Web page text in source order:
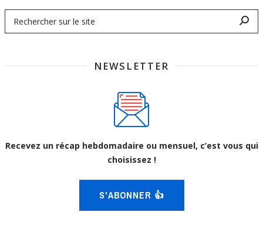
NEWSLETTER
Recevez un récap hebdomadaire ou mensuel, c’est vous qui
choisissez !
S'ABONNER 👍